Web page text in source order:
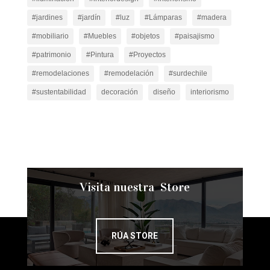
#jardines #jardín #luz #Lámparas #madera
#mobiliario #Muebles #objetos #paisajismo
#patrimonio #Pintura #Proyectos
#remodelaciones #remodelación #surdechile
#sustentabilidad decoración diseño interiorismo
Visita nuestra Store
RÚA STORE